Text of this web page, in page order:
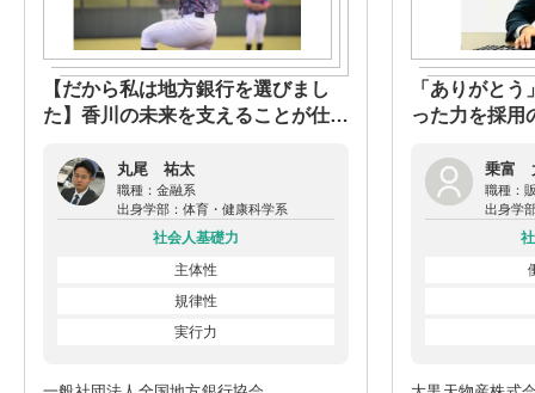
【だから私は地方銀行を選びまし
た】香川の未来を支えることが仕事
丸尾 祐太
職種： 金融系
出身学部： 体育・健康科学系
社会人基礎力
主体性
規律性
実行力
「ありがと
った力を採用
乗富
職種：
出身学